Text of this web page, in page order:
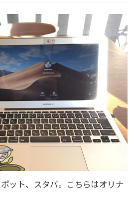
ット、スタバ。こちらはオリナ